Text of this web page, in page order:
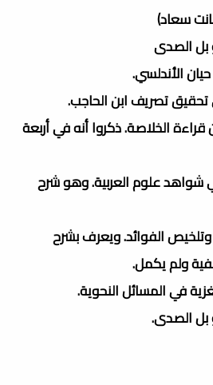
سعاد)
بل الصدى
الأندلسي.
تصريف ابن الحاجب.
الخلاصة. ذكروا أنه في أربعة
شواهد علوم العربية. وهو شرح
الفوائد. ويعرف بشرح
ولم يكمل.
في المسائل النحوية.
بل الصدى.